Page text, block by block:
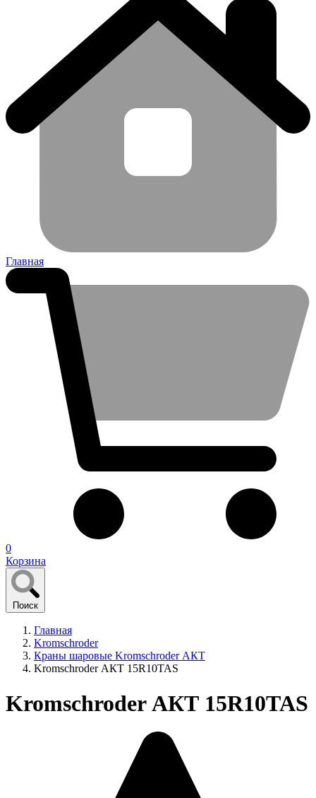
Главная
0
Корзина
Поиск
Главная
Kromschroder
Краны шаровые Kromschroder АКТ
Kromschroder АКТ 15R10TAS
Kromschroder АКТ 15R10TAS